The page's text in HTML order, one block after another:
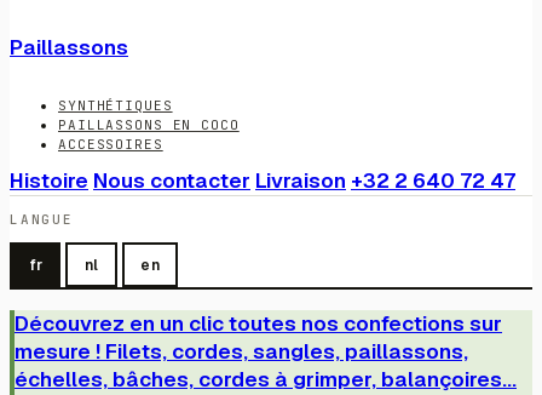
Paillassons
SYNTHÉTIQUES
PAILLASSONS EN COCO
ACCESSOIRES
Histoire Nous contacter Livraison +32 2 640 72 47
LANGUE
fr nl en
Découvrez en un clic toutes nos confections sur
mesure ! Filets, cordes, sangles, paillassons,
échelles, bâches, cordes à grimper, balançoires...